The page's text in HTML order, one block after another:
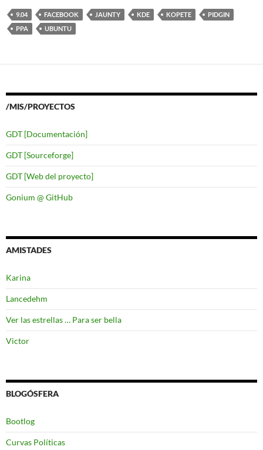
9.04 FACEBOOK JAUNTY KDE KOPETE
PIDGIN
PPA
UBUNTU
/MIS/PROYECTOS
GDT [Documentación]
GDT [Sourceforge]
GDT [Web del proyecto]
Gonium @ GitHub
AMISTADES
Karina
Lancedehm
Ver las estrellas … Para ser bella
Victor
BLOGÓSFERA
Bootlog
Curvas Políticas